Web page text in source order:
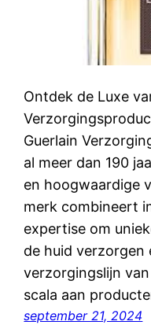
Ontdek de Luxe
Guerlain
al meer dan 190
en hoogwaardige
merk combineert
expertise om
de huid verzorgen
verzorgingslijn
scala aan
september 21, 2024